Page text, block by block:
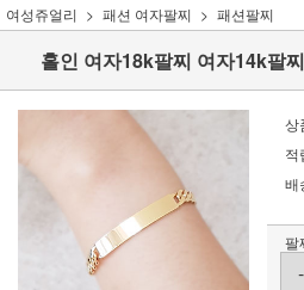
여성쥬얼리 패션 여자팔찌 패션팔찌
홀인 여자18k팔찌 여자14k팔
상
적
배
팔